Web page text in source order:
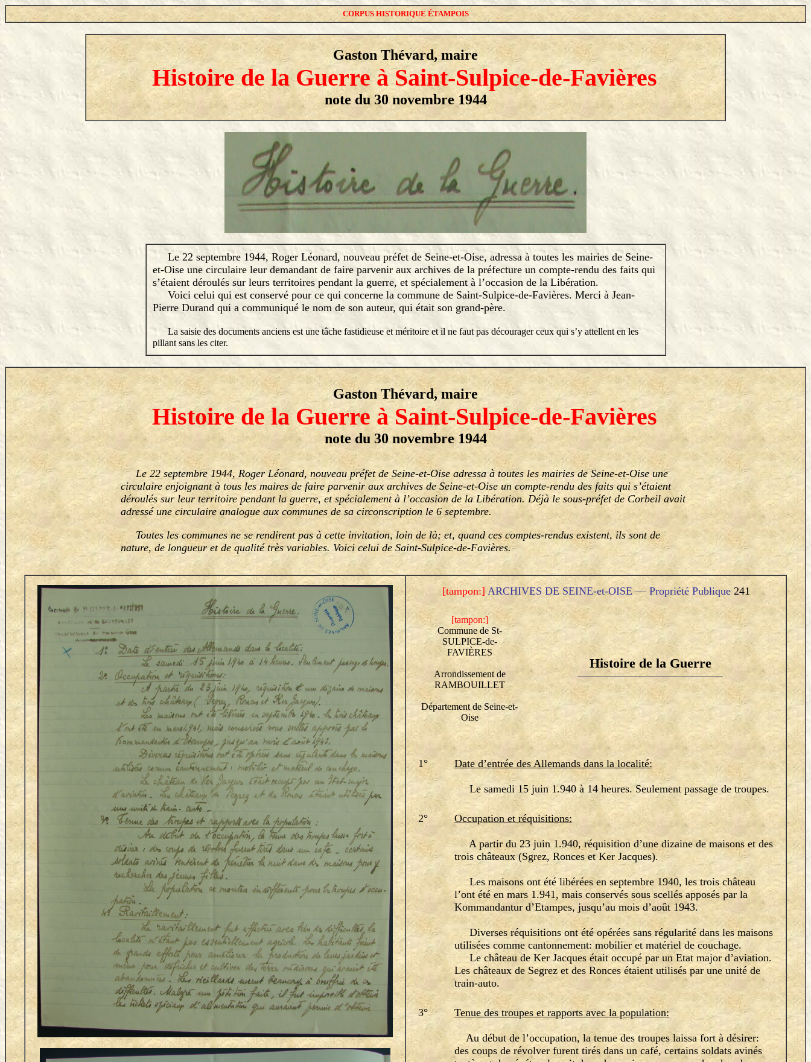
CORPUS HISTORIQUE ÉTAMPOIS
Gaston Thévard, maire
Histoire de la Guerre à Saint-Sulpice-de-Favières
note du 30 novembre 1944
Le 22 septembre 1944, Roger Léonard, nouveau préfet de Seine-et-Oise, adressa à toutes les mairies de Seine-
et-Oise une circulaire leur demandant de faire parvenir aux archives de la préfecture un compte-rendu des faits qui
s’étaient déroulés sur leurs territoires pendant la guerre, et spécialement à l’occasion de la Libération.
Voici celui qui est conservé pour ce qui concerne la commune de Saint-Sulpice-de-Favières. Merci à Jean-
Pierre Durand qui a communiqué le nom de son auteur, qui était son grand-père.
La saisie des documents anciens est une tâche fastidieuse et méritoire et il ne faut pas décourager ceux qui s’y attellent en les
pillant sans les citer.
Gaston Thévard, maire
Histoire de la Guerre à Saint-Sulpice-de-Favières
note du 30 novembre 1944
Le 22 septembre 1944, Roger Léonard, nouveau préfet de Seine-et-Oise adressa à toutes les mairies de Seine-et-Oise une
circulaire enjoignant à tous les maires de faire parvenir aux archives de Seine-et-Oise un compte-rendu des faits qui s’étaient
déroulés sur leur territoire pendant la guerre, et spécialement à l’occasion de la Libération. Déjà le sous-préfet de Corbeil avait
adressé une circulaire analogue aux communes de sa circonscription le 6 septembre.
Toutes les communes ne se rendirent pas à cette invitation, loin de là; et, quand ces comptes-rendus existent, ils sont de
nature, de longueur et de qualité très variables. Voici celui de Saint-Sulpice-de-Favières.
[tampon:] ARCHIVES DE SEINE-et-OISE — Propriété Publique241
[tampon:]
Commune de St-
SULPICE-de-
FAVIÈRES
Arrondissement de
RAMBOUILLET
Département de Seine-et-
Oise
Histoire de la Guerre
1° Date d’entrée des Allemands dans la localité:
Le samedi 15 juin 1.940 à 14 heures. Seulement passage de troupes.
2° Occupation et réquisitions:
A partir du 23 juin 1.940, réquisition d’une dizaine de maisons et des
trois châteaux (Sgrez, Ronces et Ker Jacques).
Les maisons ont été libérées en septembre 1940, les trois château
l’ont été en mars 1.941, mais conservés sous scellés apposés par la
Kommandantur d’Etampes, jusqu’au mois d’août 1943.
Diverses réquisitions ont été opérées sans régularité dans les maisons
utilisées comme cantonnement: mobilier et matériel de couchage.
Le château de Ker Jacques était occupé par un Etat major d’aviation.
Les châteaux de Segrez et des Ronces étaient utilisés par une unité de
train-auto.
3° Tenue des troupes et rapports avec la population:
Au début de l’occupation, la tenue des troupes laissa fort à désirer:
des coups de révolver furent tirés dans un café, certains soldats avinés